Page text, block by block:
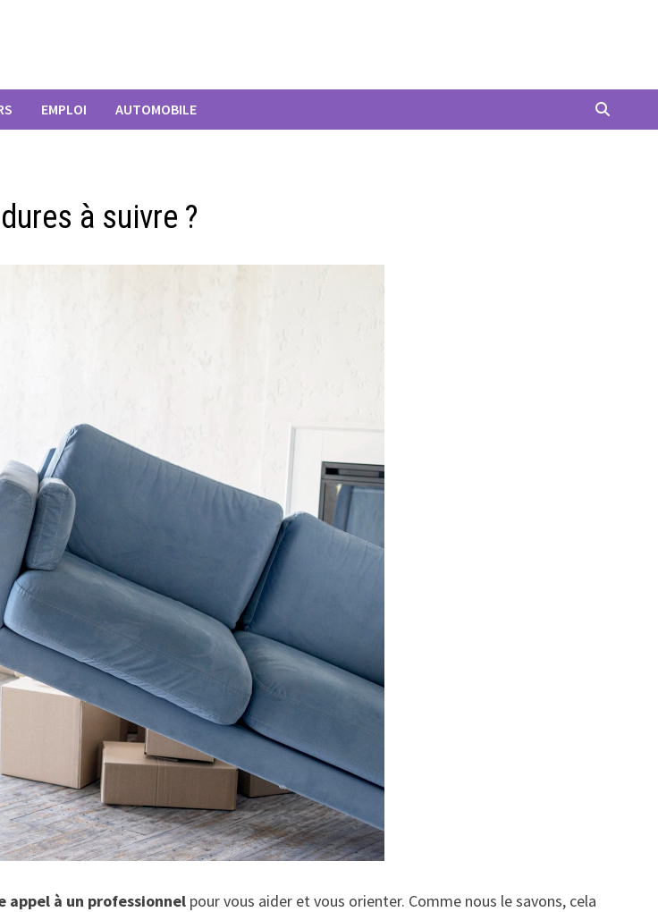
EMPLOI AUTOMOBILE
à suivre ?
appel à un professionnel pour vous aider et vous orienter. Comme nous le savons, cela